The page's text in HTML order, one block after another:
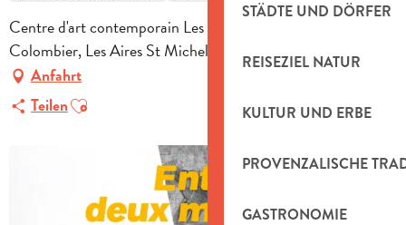
STÄDTE UND DÖRFER
REISEZIEL NATUR
KULTUR UND ERBE
PROVENZALISCHE
GASTRONOMIE
Centre d'art contemporain Les Pénitents Noirs, Impasse du
Colombier, Les Aires St Michel, 13400 Aubagne
Anfahrt
TeilenAjouter aux favoris